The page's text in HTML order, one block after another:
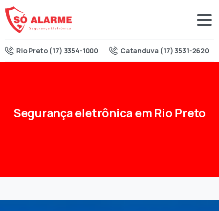
Rio Preto (17) 3354-1000 Catanduva (17) 3531-2620
Segurançaeletrônica em Rio Preto